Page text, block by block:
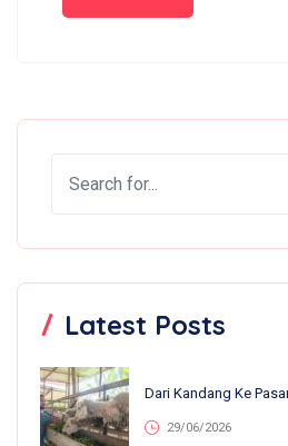
Latest Posts
29/06/2026